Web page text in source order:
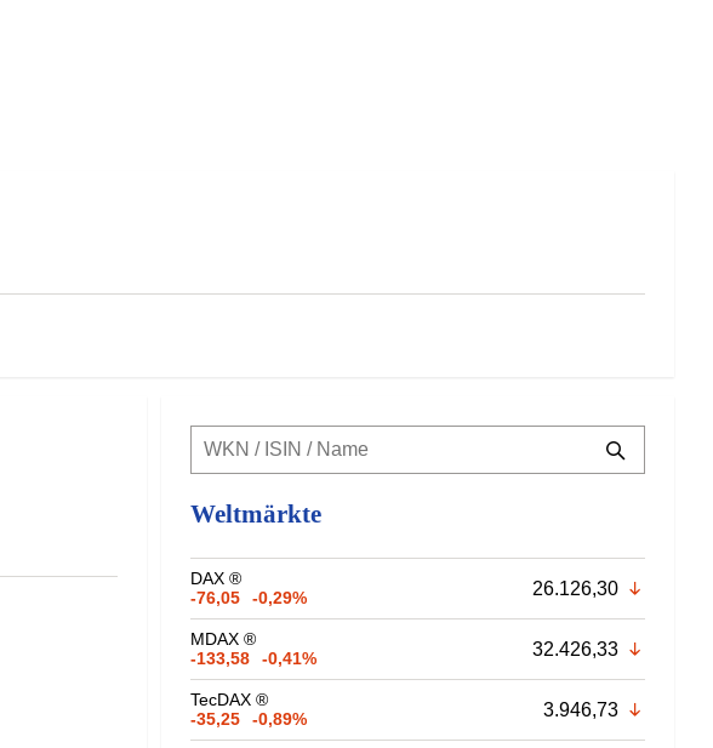
Weltmärkte
DAX ®
-76,05
-0,29% 26.126,30
MDAX ®
-133,58
-0,41% 32.426,33
TecDAX ®
-35,25
-0,89% 3.946,73